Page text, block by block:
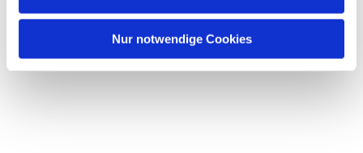
Nur notwendige Cookies